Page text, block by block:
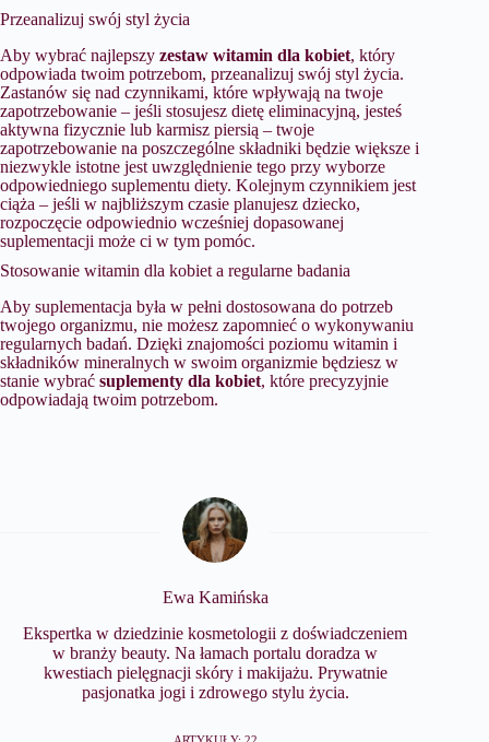
Przeanalizuj swój styl życia
Aby wybrać najlepszy zestaw witamin dla kobiet, który
odpowiada twoim potrzebom, przeanalizuj swój styl życia.
Zastanów się nad czynnikami, które wpływają na twoje
zapotrzebowanie – jeśli stosujesz dietę eliminacyjną, jesteś
aktywna fizycznie lub karmisz piersią – twoje
zapotrzebowanie na poszczególne składniki będzie większe i
niezwykle istotne jest uwzględnienie tego przy wyborze
odpowiedniego suplementu diety. Kolejnym czynnikiem jest
ciąża – jeśli w najbliższym czasie planujesz dziecko,
rozpoczęcie odpowiednio wcześniej dopasowanej
suplementacji może ci w tym pomóc.
Stosowanie witamin dla kobiet a regularne badania
Aby suplementacja była w pełni dostosowana do potrzeb
twojego organizmu, nie możesz zapomnieć o wykonywaniu
regularnych badań. Dzięki znajomości poziomu witamin i
składników mineralnych w swoim organizmie będziesz w
stanie wybrać suplementy dla kobiet, które precyzyjnie
odpowiadają twoim potrzebom.
Ewa Kamińska
Ekspertka w dziedzinie kosmetologii z doświadczeniem
w branży beauty. Na łamach portalu doradza w
kwestiach pielęgnacji skóry i makijażu. Prywatnie
pasjonatka jogi i zdrowego stylu życia.